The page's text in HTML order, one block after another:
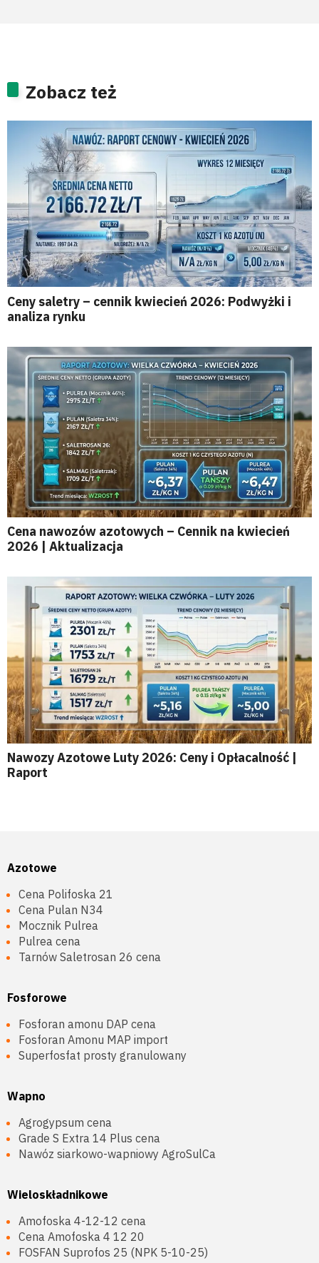
Zobacz też
Ceny saletry – cennik kwiecień 2026: Podwyżki i
analiza rynku
Cena nawozów azotowych – Cennik na kwiecień
2026 | Aktualizacja
Nawozy Azotowe Luty 2026: Ceny i Opłacalność |
Raport
Azotowe
Cena Polifoska 21
Cena Pulan N34
Mocznik Pulrea
Pulrea cena
Tarnów Saletrosan 26 cena
Fosforowe
Fosforan amonu DAP cena
Fosforan Amonu MAP import
Superfosfat prosty granulowany
Wapno
Agrogypsum cena
Grade S Extra 14 Plus cena
Nawóz siarkowo-wapniowy AgroSulCa
Wieloskładnikowe
Amofoska 4-12-12 cena
Cena Amofoska 4 12 20
FOSFAN Suprofos 25 (NPK 5-10-25)